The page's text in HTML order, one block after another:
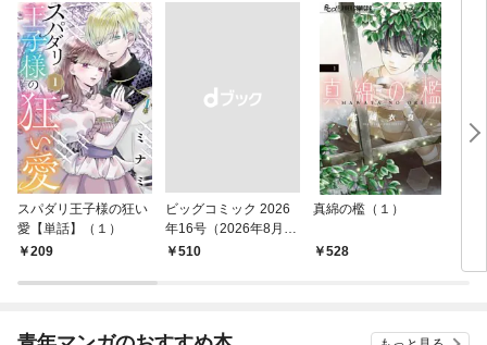
スパダリ王子様の狂い
愛【単話】（１）
209
ビッグコミック 2026
年16号（2026年8月7
日発売）
￥510
真綿の檻（１）
528